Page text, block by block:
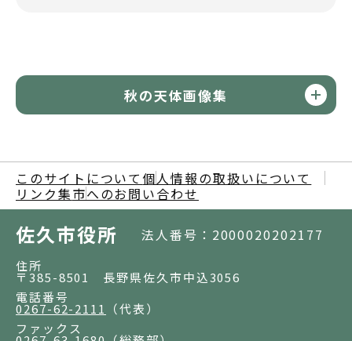
秋の天体画像集
このサイトについて 個人情報の取扱いについて
リンク集市へのお問い合わせ
佐久市役所 法人番号：2000020202177
住所
〒385-8501 長野県佐久市中込3056
電話番号
0267-62-2111
（代表）
ファックス